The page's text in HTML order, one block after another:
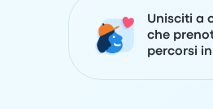
Unisciti a
che
percorsi